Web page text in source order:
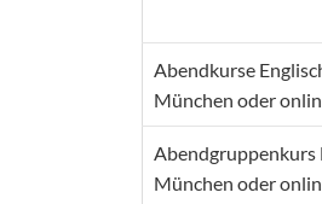
Abendkurse
München oder
Abendgruppenkurs
München oder